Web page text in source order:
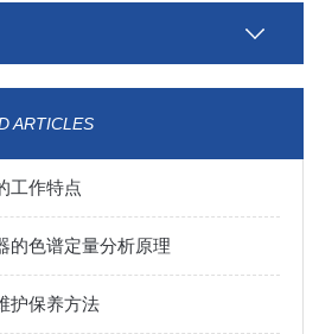
ARTICLES
工作特点
的色谱定量分析原理
护保养方法